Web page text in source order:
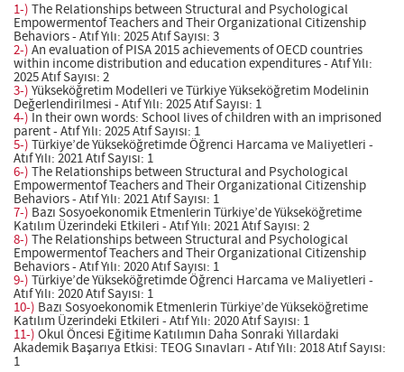
1-) The Relationships between Structural and Psychological
Empowermentof Teachers and Their Organizational Citizenship
Behaviors - Atıf Yılı: 2025 Atıf Sayısı: 3
2-) An evaluation of PISA 2015 achievements of OECD countries
within income distribution and education expenditures - Atıf Yılı:
2025 Atıf Sayısı: 2
3-) Yükseköğretim Modelleri ve Türkiye Yükseköğretim Modelinin
Değerlendirilmesi - Atıf Yılı: 2025 Atıf Sayısı: 1
4-) In their own words: School lives of children with an imprisoned
parent - Atıf Yılı: 2025 Atıf Sayısı: 1
5-) Türkiye’de Yükseköğretimde Öğrenci Harcama ve Maliyetleri -
Atıf Yılı: 2021 Atıf Sayısı: 1
6-) The Relationships between Structural and Psychological
Empowermentof Teachers and Their Organizational Citizenship
Behaviors - Atıf Yılı: 2021 Atıf Sayısı: 1
7-) Bazı Sosyoekonomik Etmenlerin Türkiye’de Yükseköğretime
Katılım Üzerindeki Etkileri - Atıf Yılı: 2021 Atıf Sayısı: 2
8-) The Relationships between Structural and Psychological
Empowermentof Teachers and Their Organizational Citizenship
Behaviors - Atıf Yılı: 2020 Atıf Sayısı: 1
9-) Türkiye’de Yükseköğretimde Öğrenci Harcama ve Maliyetleri -
Atıf Yılı: 2020 Atıf Sayısı: 1
10-) Bazı Sosyoekonomik Etmenlerin Türkiye’de Yükseköğretime
Katılım Üzerindeki Etkileri - Atıf Yılı: 2020 Atıf Sayısı: 1
11-) Okul Öncesi Eğitime Katılımın Daha Sonraki Yıllardaki
Akademik Başarıya Etkisi: TEOG Sınavları - Atıf Yılı: 2018 Atıf Sayısı:
1